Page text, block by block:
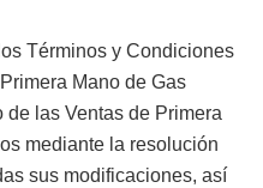
Términos y Condiciones
Mano de Gas
de las Ventas de Primera
mediante la resolución
sus modificaciones, así